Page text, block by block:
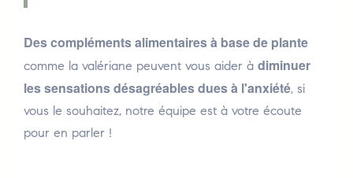
Des compléments alimentaires à base de plante
comme la valériane peuvent vous aider à diminuer
les sensations désagréables dues à l'anxiété, si
vous le souhaitez, notre équipe est à votre écoute
pour en parler !